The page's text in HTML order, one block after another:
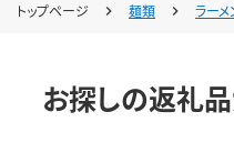
トップページ 麺類 ラーメ
お探しの返礼品